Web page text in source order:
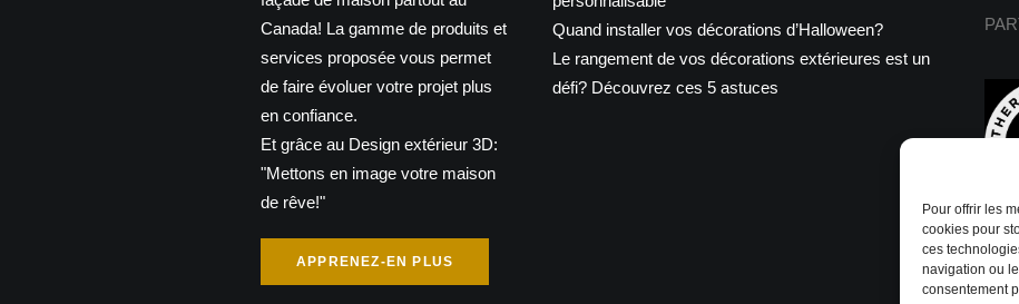
Pour offrir les
cookies pour
ces
navigation ou
consentement
Canada! La gamme de produits et
services proposée vous permet
de faire évoluer votre projet plus
en confiance.
Et grâce au Design extérieur 3D:
"Mettons en image votre maison
de rêve!"
APPRENEZ-EN PLUS
Quand installer vos décorations d’Halloween?
Le rangement de vos décorations extérieures est un
défi? Découvrez ces 5 astuces